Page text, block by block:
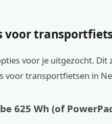
voor
voor je uitgezocht. Dit
voor transportfietsen in
625 Wh (of